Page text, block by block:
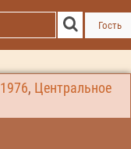
Гость
1976, Центральное